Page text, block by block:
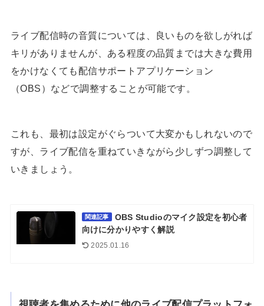
ライブ配信時の音質については、良いものを欲しがれば
キリがありませんが、ある程度の品質までは大きな費用
をかけなくても配信サポートアプリケーション
（OBS）などで調整することが可能です。
これも、最初は設定がぐらついて大変かもしれないので
すが、ライブ配信を重ねていきながら少しずつ調整して
いきましょう。
関連記事
OBS Studioのマイク設定を初心者
向けに分かりやすく解説
2025.01.16